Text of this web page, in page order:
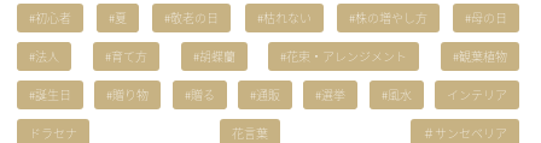
#初心者 #夏 #敬老の日 #枯れない #株の増やし方 #母の日
#法人 #育て方 #胡蝶蘭 #花束・アレンジメント #観葉植物
#誕生日 #贈り物 #贈る #通販 #選挙 #風水 インテリア
ドラセナ 花言葉 ＃サンセベリア